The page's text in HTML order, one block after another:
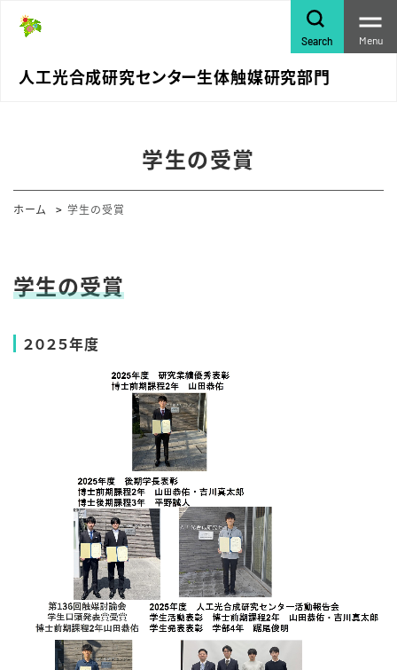
人工光合成研究センター生体触媒研究部門
Search Menu
学生の受賞
ホーム 学生の受賞
学生の受賞
２０２５年度